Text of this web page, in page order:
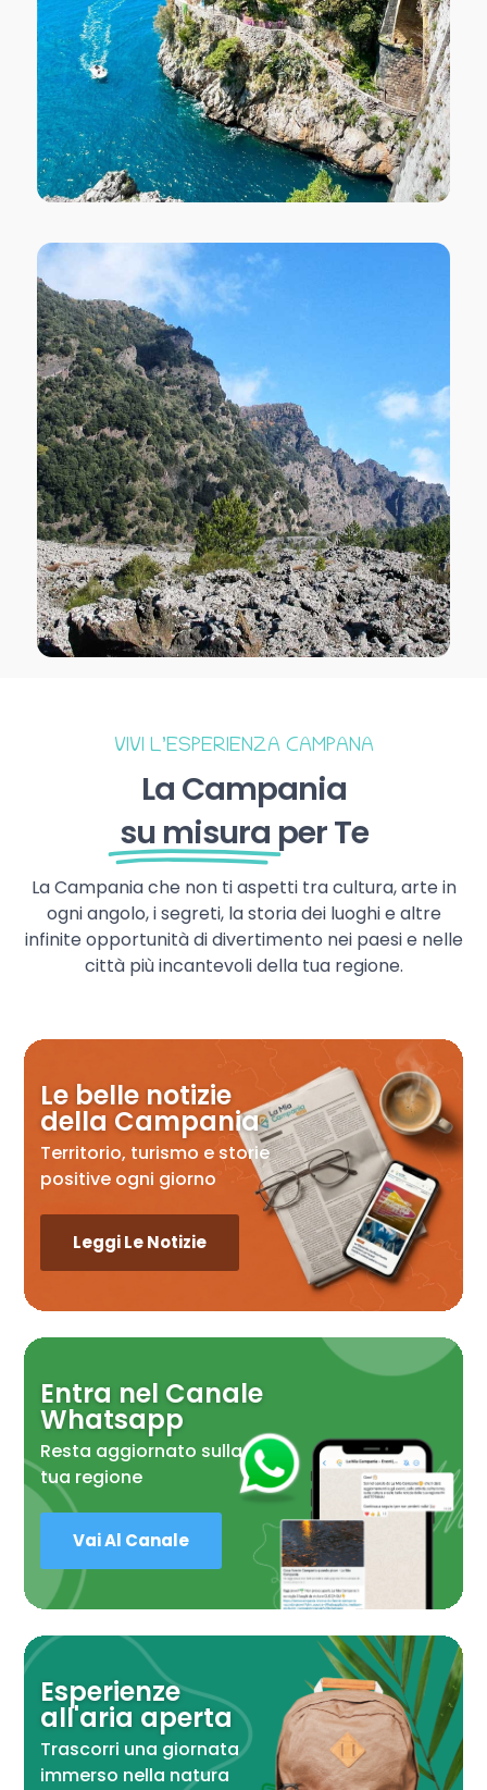
VIVI L’ESPERIENZA CAMPANA
La Campania
su misura per Te
La Campania che non ti aspetti tra cultura, arte in
ogni angolo, i segreti, la storia dei luoghi e altre
infinite opportunità di divertimento nei paesi e nelle
città più incantevoli della tua regione.
Le belle notizie
della Campania
Territorio, turismo e storie
positive ogni giorno
Leggi Le Notizie
Entra nel Canale
Whatsapp
Resta aggiornato sulla
tua regione
Vai Al Canale
Esperienze
all'aria aperta
Trascorri una giornata
immerso nella natura